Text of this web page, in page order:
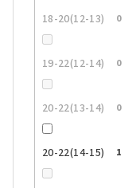
18-20(12-13) 0
19-22(12-14) 0
20-22(13-14) 0
20-22(14-15) 1